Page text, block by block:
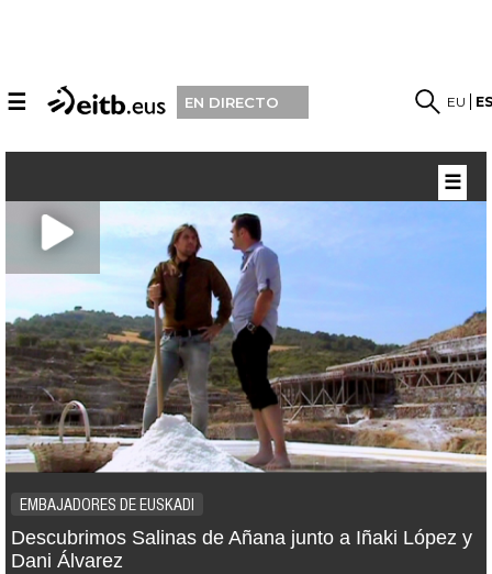
☰ EN DIRECTO EU
EMBAJADORES DE EUSKADI
Descubrimos Salinas de Añana junto a Iñaki López y
Dani Álvarez
☰